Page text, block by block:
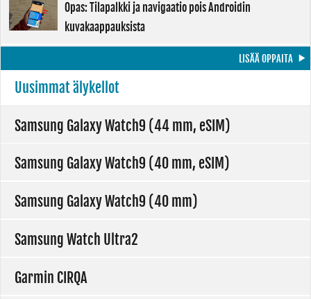
Opas: Tilapalkki ja navigaatio pois Androidin
kuvakaappauksista
LISÄÄ OPPAITA
Uusimmat älykellot
Samsung Galaxy Watch9 (44 mm, eSIM)
Samsung Galaxy Watch9 (40 mm, eSIM)
Samsung Galaxy Watch9 (40 mm)
Samsung Watch Ultra2
Garmin CIRQA